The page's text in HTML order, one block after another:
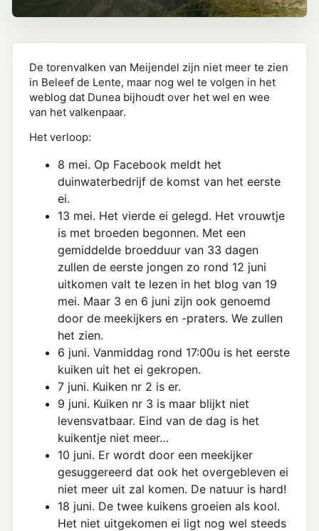
De torenvalken van Meijendel zijn niet meer te zien
in Beleef de Lente, maar nog wel te volgen in het
weblog dat Dunea bijhoudt over het wel en wee
van het valkenpaar.
Het verloop:
8 mei. Op Facebook meldt het
duinwaterbedrijf de komst van het eerste
ei.
13 mei. Het vierde ei gelegd. Het vrouwtje
is met broeden begonnen. Met een
gemiddelde broedduur van 33 dagen
zullen de eerste jongen zo rond 12 juni
uitkomen valt te lezen in het blog van 19
mei. Maar 3 en 6 juni zijn ook genoemd
door de meekijkers en -praters. We zullen
het zien.
6 juni. Vanmiddag rond 17:00u is het eerste
kuiken uit het ei gekropen.
7 juni. Kuiken nr 2 is er.
9 juni. Kuiken nr 3 is maar blijkt niet
levensvatbaar. Eind van de dag is het
kuikentje niet meer…
10 juni. Er wordt door een meekijker
gesuggereerd dat ook het overgebleven ei
niet meer uit zal komen. De natuur is hard!
18 juni. De twee kuikens groeien als kool.
Het niet uitgekomen ei ligt nog wel steeds